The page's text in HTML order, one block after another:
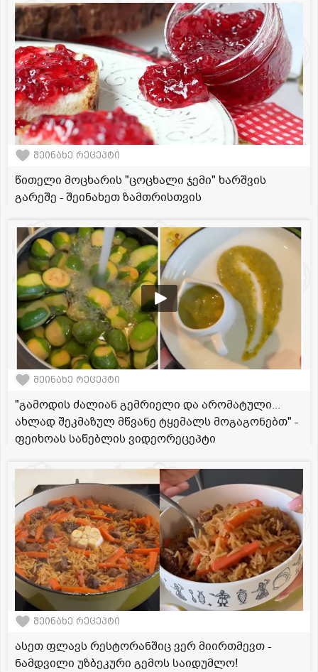
შეინახე რეცეპტი
წითელი მოცხარის "ცოცხალი ჯემი" ხარშვის
გარეშე - შეინახეთ ზამთრისთვის
შეინახე რეცეპტი
"გამოდის ძალიან გემრიელი და არომატული...
ახლად შეკმაზულ მწვანე ტყემალს მოგაგონებთ" -
ფეიხოას საწებლის ვიდეორეცეპტი
შეინახე რეცეპტი
ასეთ ფლავს რესტორანშიც ვერ მიირთმევთ -
ნამდვილი უზბეკური გემოს საიდუმლო!